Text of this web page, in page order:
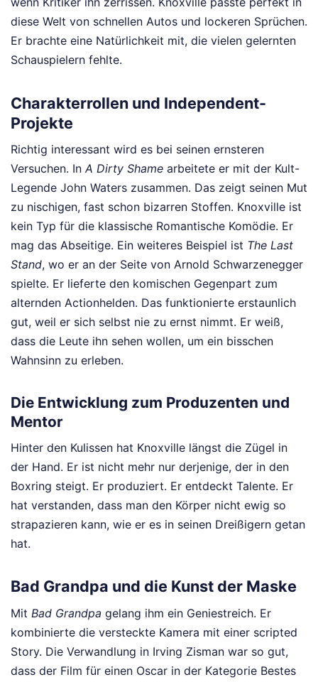
diese Welt von schnellen Autos und lockeren Sprüchen.
Er brachte eine Natürlichkeit mit, die vielen gelernten
Schauspielern fehlte.
Charakterrollen und Independent-
Projekte
Richtig interessant wird es bei seinen ernsteren
Versuchen. In A Dirty Shame arbeitete er mit der Kult-
Legende John Waters zusammen. Das zeigt seinen Mut
zu nischigen, fast schon bizarren Stoffen. Knoxville ist
kein Typ für die klassische Romantische Komödie. Er
mag das Abseitige. Ein weiteres Beispiel ist The Last
Stand, wo er an der Seite von Arnold Schwarzenegger
spielte. Er lieferte den komischen Gegenpart zum
alternden Actionhelden. Das funktionierte erstaunlich
gut, weil er sich selbst nie zu ernst nimmt. Er weiß,
dass die Leute ihn sehen wollen, um ein bisschen
Wahnsinn zu erleben.
Die Entwicklung zum Produzenten und
Mentor
Hinter den Kulissen hat Knoxville längst die Zügel in
der Hand. Er ist nicht mehr nur derjenige, der in den
Boxring steigt. Er produziert. Er entdeckt Talente. Er
hat verstanden, dass man den Körper nicht ewig so
strapazieren kann, wie er es in seinen Dreißigern getan
hat.
Bad Grandpa und die Kunst der Maske
Mit Bad Grandpa gelang ihm ein Geniestreich. Er
kombinierte die versteckte Kamera mit einer scripted
Story. Die Verwandlung in Irving Zisman war so gut,
dass der Film für einen Oscar in der Kategorie Bestes